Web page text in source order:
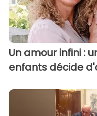
Un amour infini :
enfants décide